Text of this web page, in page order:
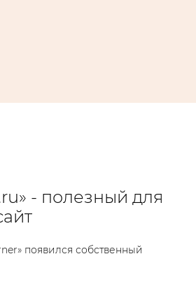
- полезный для
появился собственный